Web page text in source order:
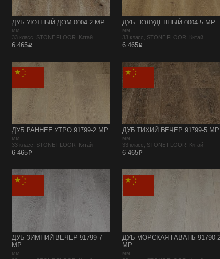
ДУБ УЮТНЫЙ ДОМ 0004-2 MP
мм
33 класс, STONE FLOOR Китай
6 465p
ДУБ ПОЛУДЕННЫЙ 0004-5 MP
мм
33 класс, STONE FLOOR Китай
6 465p
ДУБ РАННЕЕ УТРО 91799-2 MP
мм
33 класс, STONE FLOOR Китай
6 465p
ДУБ ТИХИЙ ВЕЧЕР 91799-5 MP
мм
33 класс, STONE FLOOR Китай
6 465p
ДУБ ЗИМНИЙ ВЕЧЕР 91799-7
MP
мм
ДУБ МОРСКАЯ ГАВАНЬ 91790-2
MP
мм